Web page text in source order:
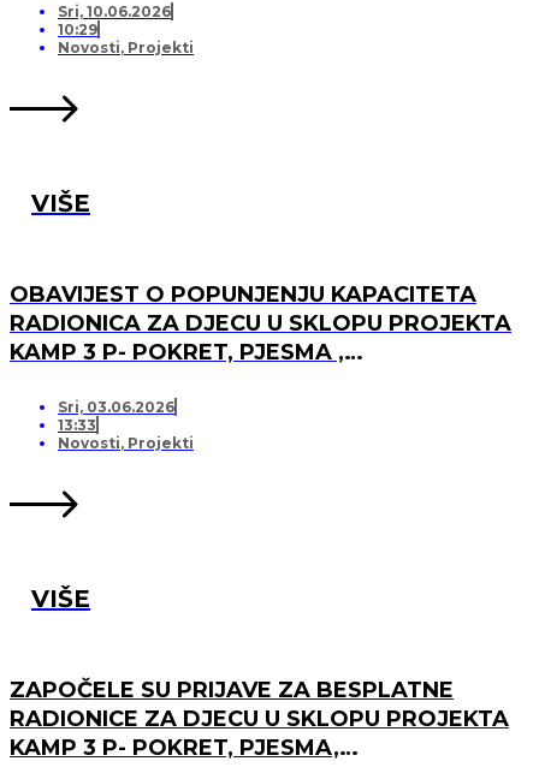
Sri, 10.06.2026
10:29
Novosti, Projekti
VIŠE
OBAVIJEST O POPUNJENJU KAPACITETA
RADIONICA ZA DJECU U SKLOPU PROJEKTA
KAMP 3 P- POKRET, PJESMA ,
LISTU ČEKANJA
Sri, 03.06.2026
13:33
Novosti, Projekti
VIŠE
ZAPOČELE SU PRIJAVE ZA BESPLATNE
RADIONICE ZA DJECU U SKLOPU PROJEKTA
KAMP 3 P- POKRET, PJESMA,